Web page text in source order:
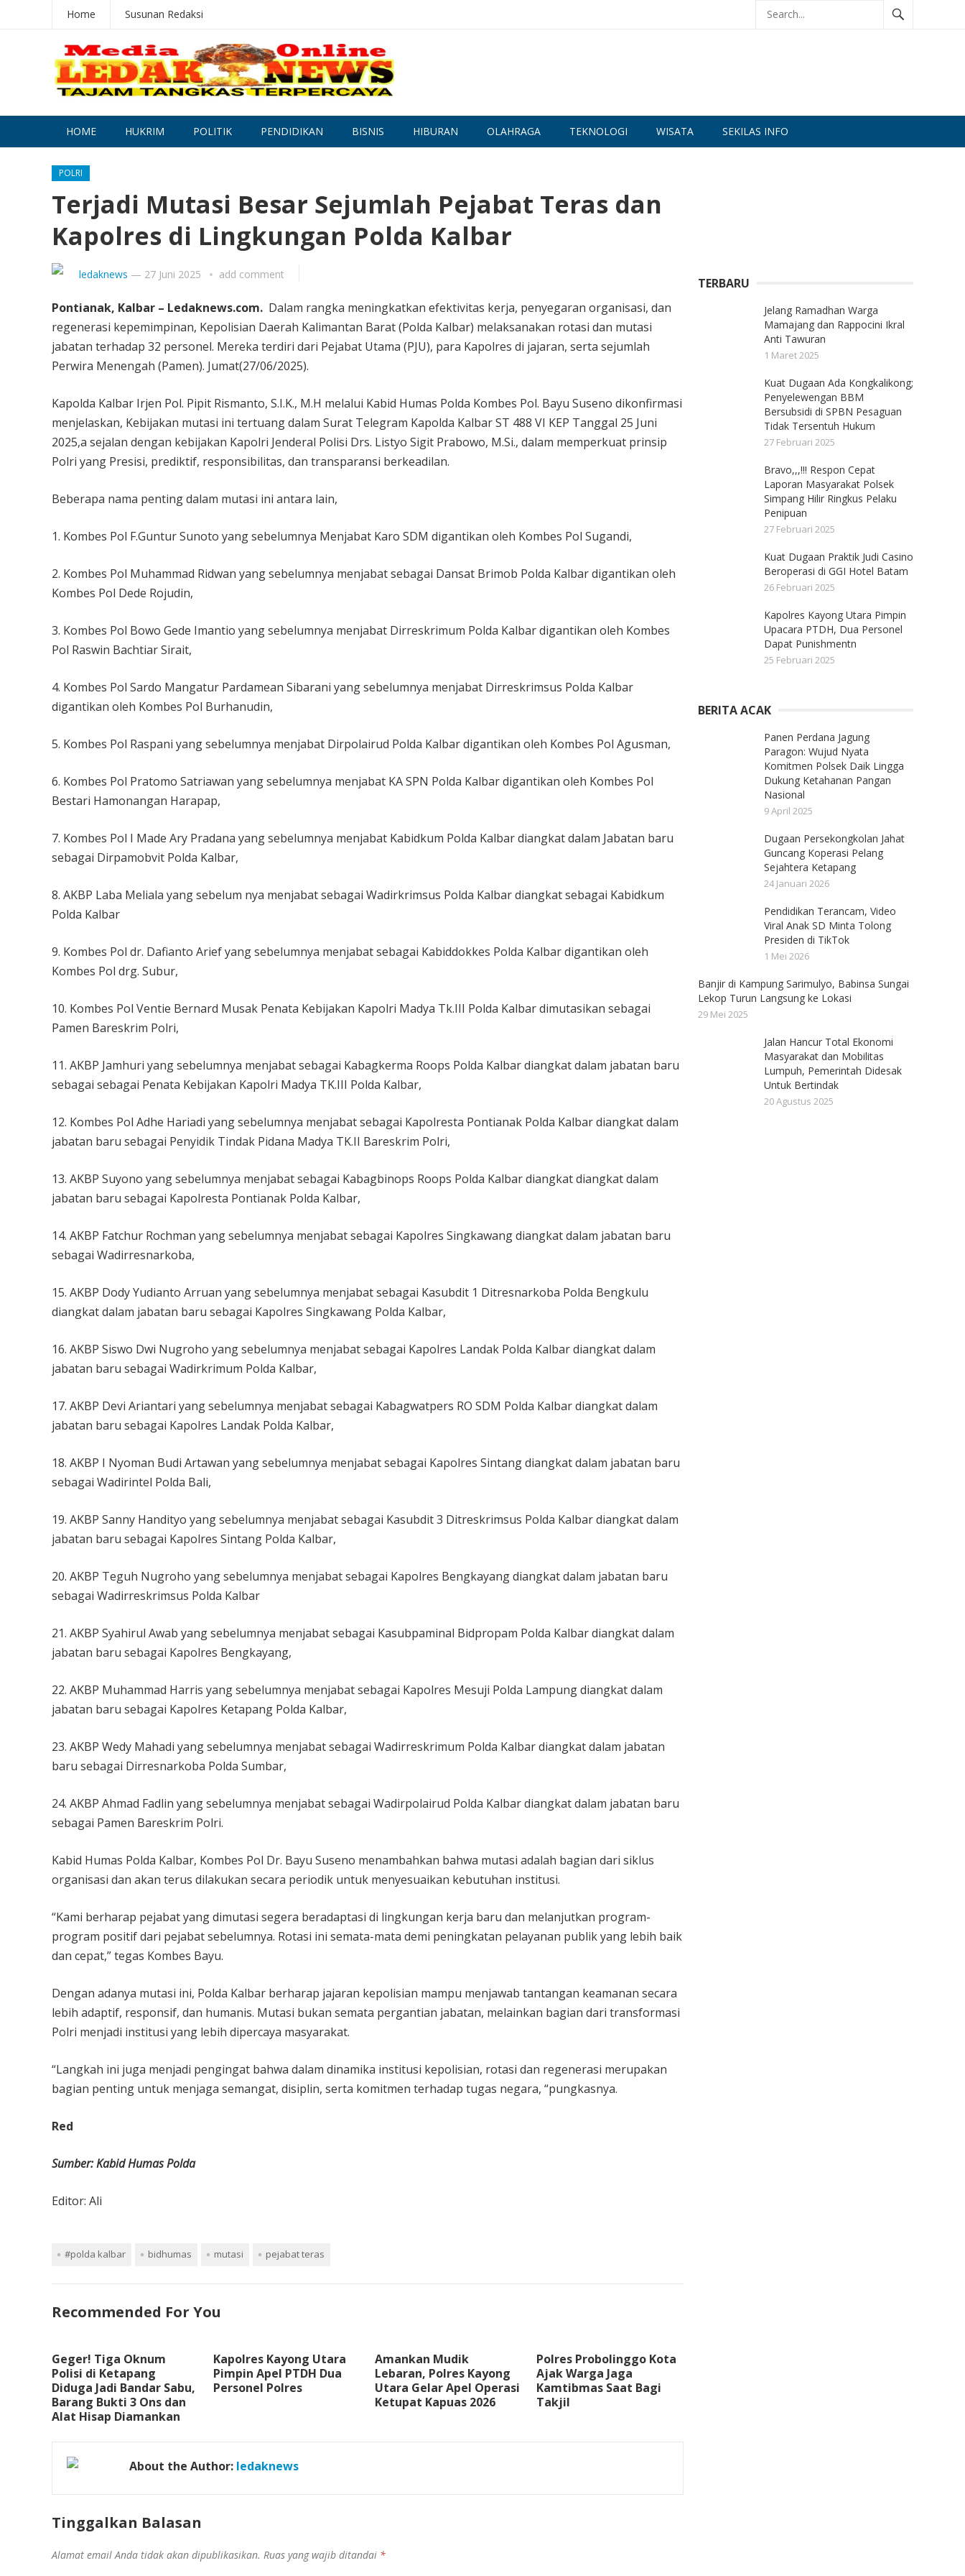
Home Susunan Redaksi
HOME HUKRIM POLITIK PENDIDIKAN BISNIS HIBURAN OLAHRAGA TEKNOLOGI WISATA SEKILAS INFO
POLRI
Terjadi Mutasi Besar Sejumlah Pejabat Teras dan
Kapolres di Lingkungan Polda Kalbar
ledaknews — 27 Juni 2025 add comment
Pontianak, Kalbar – Ledaknews.com. Dalam rangka meningkatkan efektivitas kerja, penyegaran organisasi, dan
regenerasi kepemimpinan, Kepolisian Daerah Kalimantan Barat (Polda Kalbar) melaksanakan rotasi dan mutasi
jabatan terhadap 32 personel. Mereka terdiri dari Pejabat Utama (PJU), para Kapolres di jajaran, serta sejumlah
Perwira Menengah (Pamen). Jumat(27/06/2025).
Kapolda Kalbar Irjen Pol. Pipit Rismanto, S.I.K., M.H melalui Kabid Humas Polda Kombes Pol. Bayu Suseno dikonfirmasi
menjelaskan, Kebijakan mutasi ini tertuang dalam Surat Telegram Kapolda Kalbar ST 488 VI KEP Tanggal 25 Juni
2025,a sejalan dengan kebijakan Kapolri Jenderal Polisi Drs. Listyo Sigit Prabowo, M.Si., dalam memperkuat prinsip
Polri yang Presisi, prediktif, responsibilitas, dan transparansi berkeadilan.
Beberapa nama penting dalam mutasi ini antara lain,
1. Kombes Pol F.Guntur Sunoto yang sebelumnya Menjabat Karo SDM digantikan oleh Kombes Pol Sugandi,
2. Kombes Pol Muhammad Ridwan yang sebelumnya menjabat sebagai Dansat Brimob Polda Kalbar digantikan oleh
Kombes Pol Dede Rojudin,
3. Kombes Pol Bowo Gede Imantio yang sebelumnya menjabat Dirreskrimum Polda Kalbar digantikan oleh Kombes
Pol Raswin Bachtiar Sirait,
4. Kombes Pol Sardo Mangatur Pardamean Sibarani yang sebelumnya menjabat Dirreskrimsus Polda Kalbar
digantikan oleh Kombes Pol Burhanudin,
5. Kombes Pol Raspani yang sebelumnya menjabat Dirpolairud Polda Kalbar digantikan oleh Kombes Pol Agusman,
6. Kombes Pol Pratomo Satriawan yang sebelumnya menjabat KA SPN Polda Kalbar digantikan oleh Kombes Pol
Bestari Hamonangan Harapap,
7. Kombes Pol I Made Ary Pradana yang sebelumnya menjabat Kabidkum Polda Kalbar diangkat dalam Jabatan baru
sebagai Dirpamobvit Polda Kalbar,
8. AKBP Laba Meliala yang sebelum nya menjabat sebagai Wadirkrimsus Polda Kalbar diangkat sebagai Kabidkum
Polda Kalbar
9. Kombes Pol dr. Dafianto Arief yang sebelumnya menjabat sebagai Kabiddokkes Polda Kalbar digantikan oleh
Kombes Pol drg. Subur,
10. Kombes Pol Ventie Bernard Musak Penata Kebijakan Kapolri Madya Tk.III Polda Kalbar dimutasikan sebagai
Pamen Bareskrim Polri,
11. AKBP Jamhuri yang sebelumnya menjabat sebagai Kabagkerma Roops Polda Kalbar diangkat dalam jabatan baru
sebagai sebagai Penata Kebijakan Kapolri Madya TK.III Polda Kalbar,
12. Kombes Pol Adhe Hariadi yang sebelumnya menjabat sebagai Kapolresta Pontianak Polda Kalbar diangkat dalam
jabatan baru sebagai Penyidik Tindak Pidana Madya TK.II Bareskrim Polri,
13. AKBP Suyono yang sebelumnya menjabat sebagai Kabagbinops Roops Polda Kalbar diangkat diangkat dalam
jabatan baru sebagai Kapolresta Pontianak Polda Kalbar,
14. AKBP Fatchur Rochman yang sebelumnya menjabat sebagai Kapolres Singkawang diangkat dalam jabatan baru
sebagai Wadirresnarkoba,
15. AKBP Dody Yudianto Arruan yang sebelumnya menjabat sebagai Kasubdit 1 Ditresnarkoba Polda Bengkulu
diangkat dalam jabatan baru sebagai Kapolres Singkawang Polda Kalbar,
16. AKBP Siswo Dwi Nugroho yang sebelumnya menjabat sebagai Kapolres Landak Polda Kalbar diangkat dalam
jabatan baru sebagai Wadirkrimum Polda Kalbar,
17. AKBP Devi Ariantari yang sebelumnya menjabat sebagai Kabagwatpers RO SDM Polda Kalbar diangkat dalam
jabatan baru sebagai Kapolres Landak Polda Kalbar,
18. AKBP I Nyoman Budi Artawan yang sebelumnya menjabat sebagai Kapolres Sintang diangkat dalam jabatan baru
sebagai Wadirintel Polda Bali,
19. AKBP Sanny Handityo yang sebelumnya menjabat sebagai Kasubdit 3 Ditreskrimsus Polda Kalbar diangkat dalam
jabatan baru sebagai Kapolres Sintang Polda Kalbar,
20. AKBP Teguh Nugroho yang sebelumnya menjabat sebagai Kapolres Bengkayang diangkat dalam jabatan baru
sebagai Wadirreskrimsus Polda Kalbar
21. AKBP Syahirul Awab yang sebelumnya menjabat sebagai Kasubpaminal Bidpropam Polda Kalbar diangkat dalam
jabatan baru sebagai Kapolres Bengkayang,
22. AKBP Muhammad Harris yang sebelumnya menjabat sebagai Kapolres Mesuji Polda Lampung diangkat dalam
jabatan baru sebagai Kapolres Ketapang Polda Kalbar,
23. AKBP Wedy Mahadi yang sebelumnya menjabat sebagai Wadirreskrimum Polda Kalbar diangkat dalam jabatan
baru sebagai Dirresnarkoba Polda Sumbar,
24. AKBP Ahmad Fadlin yang sebelumnya menjabat sebagai Wadirpolairud Polda Kalbar diangkat dalam jabatan baru
sebagai Pamen Bareskrim Polri.
Kabid Humas Polda Kalbar, Kombes Pol Dr. Bayu Suseno menambahkan bahwa mutasi adalah bagian dari siklus
organisasi dan akan terus dilakukan secara periodik untuk menyesuaikan kebutuhan institusi.
“Kami berharap pejabat yang dimutasi segera beradaptasi di lingkungan kerja baru dan melanjutkan program-
program positif dari pejabat sebelumnya. Rotasi ini semata-mata demi peningkatan pelayanan publik yang lebih baik
dan cepat,” tegas Kombes Bayu.
Dengan adanya mutasi ini, Polda Kalbar berharap jajaran kepolisian mampu menjawab tantangan keamanan secara
lebih adaptif, responsif, dan humanis. Mutasi bukan semata pergantian jabatan, melainkan bagian dari transformasi
Polri menjadi institusi yang lebih dipercaya masyarakat.
“Langkah ini juga menjadi pengingat bahwa dalam dinamika institusi kepolisian, rotasi dan regenerasi merupakan
bagian penting untuk menjaga semangat, disiplin, serta komitmen terhadap tugas negara, “pungkasnya.
Red
Sumber: Kabid Humas Polda
Editor: Ali
#polda kalbar bidhumas mutasi pejabat teras
Recommended For You
Geger! Tiga Oknum
Polisi di Ketapang
Diduga Jadi Bandar Sabu,
Barang Bukti 3 Ons dan
Alat Hisap Diamankan
Kapolres Kayong Utara
Pimpin Apel PTDH Dua
Personel Polres
Amankan Mudik
Lebaran, Polres Kayong
Utara Gelar Apel Operasi
Ketupat Kapuas 2026
Polres Probolinggo Kota
Ajak Warga Jaga
Kamtibmas Saat Bagi
Takjil
About the Author: ledaknews
Tinggalkan Balasan
Alamat email Anda tidak akan dipublikasikan. Ruas yang wajib ditandai *
TERBARU
Jelang Ramadhan Warga
Mamajang dan Rappocini Ikral
Anti Tawuran
1 Maret 2025
Kuat Dugaan Ada Kongkalikong;
Penyelewengan BBM
Bersubsidi di SPBN Pesaguan
Tidak Tersentuh Hukum
27 Februari 2025
Bravo,,,!!! Respon Cepat
Laporan Masyarakat Polsek
Simpang Hilir Ringkus Pelaku
Penipuan
27 Februari 2025
Kuat Dugaan Praktik Judi Casino
Beroperasi di GGI Hotel Batam
26 Februari 2025
Kapolres Kayong Utara Pimpin
Upacara PTDH, Dua Personel
Dapat Punishmentn
25 Februari 2025
BERITA ACAK
Panen Perdana Jagung
Paragon: Wujud Nyata
Komitmen Polsek Daik Lingga
Dukung Ketahanan Pangan
Nasional
9 April 2025
Dugaan Persekongkolan Jahat
Guncang Koperasi Pelang
Sejahtera Ketapang
24 Januari 2026
Pendidikan Terancam, Video
Viral Anak SD Minta Tolong
Presiden di TikTok
1 Mei 2026
Banjir di Kampung Sarimulyo, Babinsa Sungai
Lekop Turun Langsung ke Lokasi
29 Mei 2025
Jalan Hancur Total Ekonomi
Masyarakat dan Mobilitas
Lumpuh, Pemerintah Didesak
Untuk Bertindak
20 Agustus 2025